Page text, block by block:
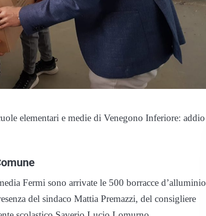
elementari e medie di Venegono Inferiore: addio
Fermi sono arrivate le 500 borracce d’alluminio
del sindaco Mattia Premazzi, del consigliere